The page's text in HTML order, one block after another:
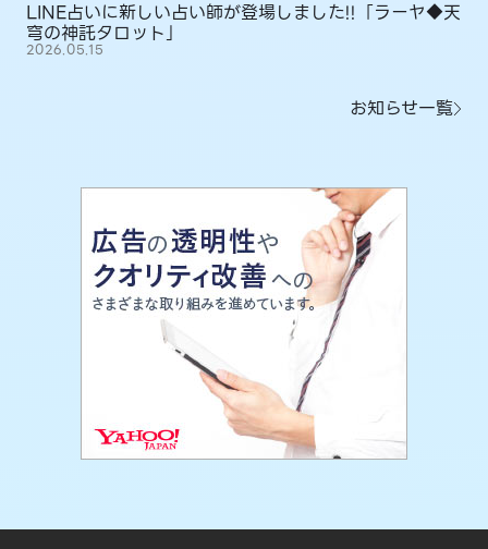
LINE占いに新しい占い師が登場しました!!「ラーヤ◆天
穹の神託タロット」
2026.05.15
お知らせ一覧